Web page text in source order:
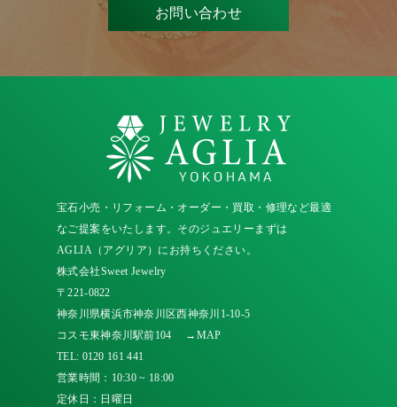
お問い合わせ
宝石小売・リフォーム・オーダー・買取・修理など最適
なご提案をいたします。そのジュエリーまずは
AGLIA（アグリア）にお持ちください。
株式会社Sweet Jewelry
〒221-0822
神奈川県横浜市神奈川区西神奈川1-10-5
コスモ東神奈川駅前104
→MAP
TEL: 0120 161 441
営業時間：10:30 ~ 18:00
定休日：日曜日